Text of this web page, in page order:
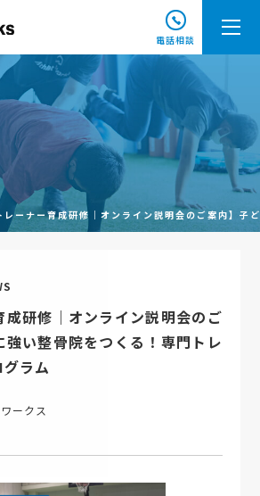
電話相談
レーナー育成研修｜オンライン説明会のご案内】
成研修｜オンライン説明会のご
強い整骨院をつくる！専門トレ
ラム
ークス